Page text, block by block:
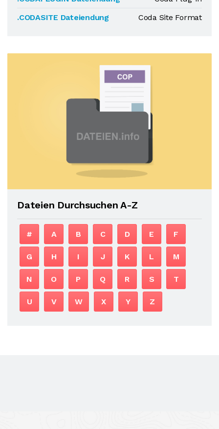
.CODASITE Dateiendung
Coda Site Format
Dateien Durchsuchen A-Z
# A B C D E F
G H I J K L M
N O P Q R S T
U V W X Y Z